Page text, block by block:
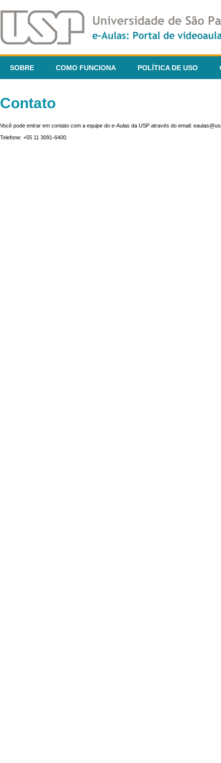
SOBRE COMO FUNCIONA POLÍTICA DE USO
Contato
Você pode entrar em contato com a equipe do e-Aulas da USP através do email:
Telefone: +55 11 3091-6400.